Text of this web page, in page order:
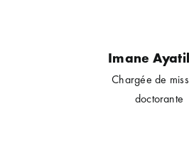
Imane
Chargée de
doctorante